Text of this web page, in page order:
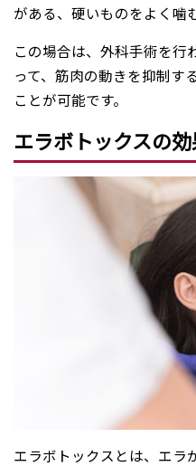
がある、硬いものをよく噛
この場合は、外科手術を行
って、筋肉の動きを抑制す
ことが可能です。
エラボトックスの
エラボトックスとは、エラ